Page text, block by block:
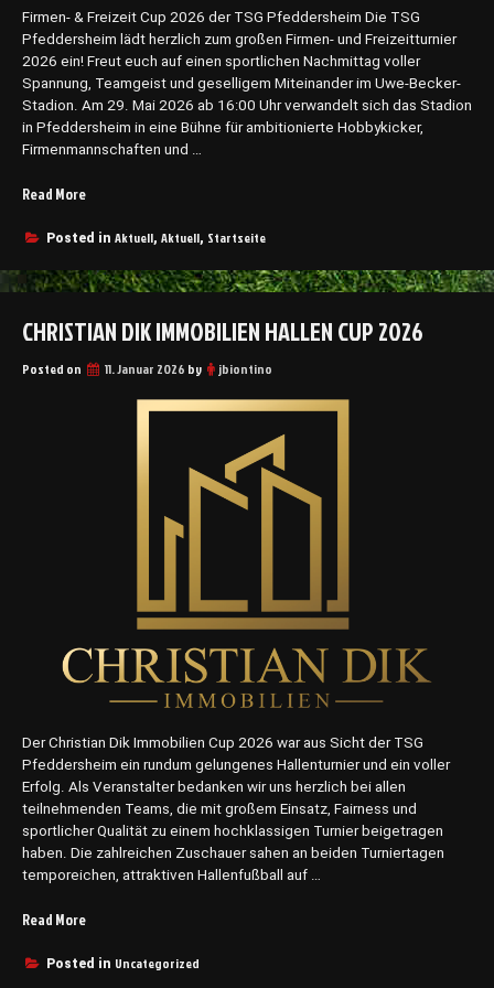
5
s
t
a
r
t
e
Firmen- & Freizeit Cup 2026 der TSG Pfeddersheim Die TSG
Pfeddersheim lädt herzlich zum großen Firmen- und Freizeitturnier
2026 ein! Freut euch auf einen sportlichen Nachmittag voller
Spannung, Teamgeist und geselligem Miteinander im Uwe-Becker-
Stadion. Am 29. Mai 2026 ab 16:00 Uhr verwandelt sich das Stadion
in Pfeddersheim in eine Bühne für ambitionierte Hobbykicker,
Firmenmannschaften und …
Read More
i
m
n
&
0
2
Posted in Aktuell, Aktuell, Startseite
CHRISTIAN DIK IMMOBILIEN HALLEN CUP 2026
Posted on 11. Januar 2026 by jbiontino
Der Christian Dik Immobilien Cup 2026 war aus Sicht der TSG
Pfeddersheim ein rundum gelungenes Hallenturnier und ein voller
Erfolg. Als Veranstalter bedanken wir uns herzlich bei allen
teilnehmenden Teams, die mit großem Einsatz, Fairness und
sportlicher Qualität zu einem hochklassigen Turnier beigetragen
haben. Die zahlreichen Zuschauer sahen an beiden Turniertagen
temporeichen, attraktiven Hallenfußball auf …
Read More
h
Posted in Uncategorized